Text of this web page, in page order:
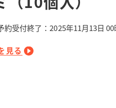
約受付終了：2025年11月13日
見る